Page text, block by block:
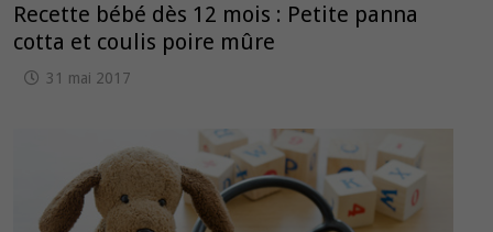
Recette bébé dès 12 mois : Petite panna
cotta et coulis poire mûre
31 mai 2017